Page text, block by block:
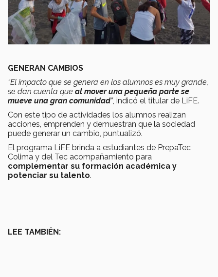
GENERAN CAMBIOS
“El impacto que se genera en los alumnos es muy grande,
se dan cuenta que al mover una pequeña parte se
mueve una gran comunidad”, indicó el titular de LiFE.
Con este tipo de actividades los alumnos realizan
acciones, emprenden y demuestran que la sociedad
puede generar un cambio, puntualizó.
El programa LiFE brinda a estudiantes de PrepaTec
Colima y del Tec acompañamiento para
complementar su formación académica y
potenciar su talento.
LEE TAMBIÉN: